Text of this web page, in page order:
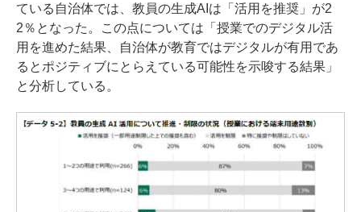
ている自治体では、教員の生成AIは「活用を推奨」が2
2％となった。この点については「授業でのデジタル活
用を進めた結果、自治体が教育ではデジタルが有用であ
るとポジティブにとらえている可能性を示唆する結果」
と分析している。